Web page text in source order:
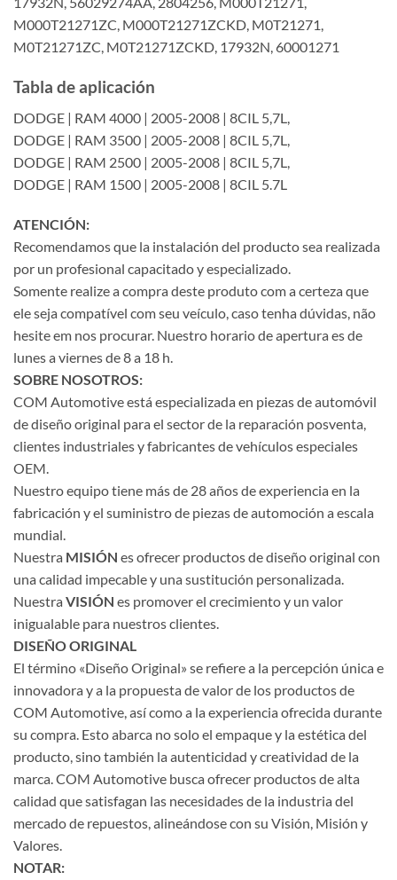
M000T21271ZC, M000T21271ZCKD, M0T21271,
M0T21271ZC, M0T21271ZCKD, 17932N, 60001271
Tabla de aplicación
DODGE | RAM 4000 | 2005-2008 | 8CIL 5,7L,
DODGE | RAM 3500 | 2005-2008 | 8CIL 5,7L,
DODGE | RAM 2500 | 2005-2008 | 8CIL 5,7L,
DODGE | RAM 1500 | 2005-2008 | 8CIL 5.7L
ATENCIÓN:
Recomendamos que la instalación del producto sea realizada
por un profesional capacitado y especializado.
Somente realize a compra deste produto com a certeza que
ele seja compatível com seu veículo, caso tenha dúvidas, não
hesite em nos procurar. Nuestro horario de apertura es de
lunes a viernes de 8 a 18 h.
SOBRE NOSOTROS:
COM Automotive está especializada en piezas de automóvil
de diseño original para el sector de la reparación posventa,
clientes industriales y fabricantes de vehículos especiales
OEM.
Nuestro equipo tiene más de 28 años de experiencia en la
fabricación y el suministro de piezas de automoción a escala
mundial.
Nuestra MISIÓN es ofrecer productos de diseño original con
una calidad impecable y una sustitución personalizada.
Nuestra VISIÓN es promover el crecimiento y un valor
inigualable para nuestros clientes.
DISEÑO ORIGINAL
El término «Diseño Original» se refiere a la percepción única e
innovadora y a la propuesta de valor de los productos de
COM Automotive, así como a la experiencia ofrecida durante
su compra. Esto abarca no solo el empaque y la estética del
producto, sino también la autenticidad y creatividad de la
marca. COM Automotive busca ofrecer productos de alta
calidad que satisfagan las necesidades de la industria del
mercado de repuestos, alineándose con su Visión, Misión y
Valores.
NOTAR: